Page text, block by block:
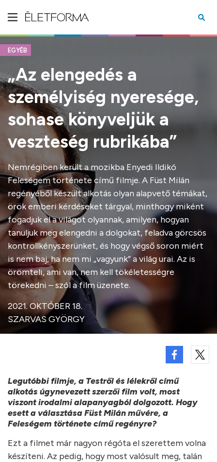
EGYÉB
„Az elengedés a
személyiség nyeresége,
sohase könyveljük a
veszteség rubrikába”
Nemrégiben került a mozikba Enyedi Ildikó
Feleségem története című filmje. A Füst Milán
regényéből készült alkotás olyan alapvető témákat,
örök emberi kérdéseket tárgyal, minthogy miként
fogadjuk el a világot olyannak, amilyen, hogyan
tanuljuk meg elengedni a dolgokat, feladva görcsös
kontrollkényszerünket, és hogy végső soron miért
is nem baj, ha nem mi „vagyunk” a világ urai. Az is
örömteli, ami van, nem kell tökéletességre
törekedni – szól a film üzenete.
2021. OKTÓBER 18.
SZARVAS GYÖRGY
Legutóbbi filmje, a Testről és lélekről című
alkotás úgynevezett szerzői film volt, most
viszont irodalmi alapanyagból dolgozott. Hogy
esett a választása Füst Milán művére, a
Feleségem története című regényre?
Ezt a filmet már nagyon régóta el szerettem volna
készíteni. Az pedig, hogy most valósult meg, talán